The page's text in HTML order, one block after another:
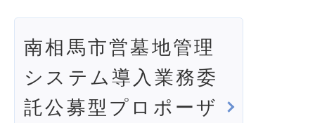
南相馬市営墓地管理
システム導入業務委
託公募型プロポーザ